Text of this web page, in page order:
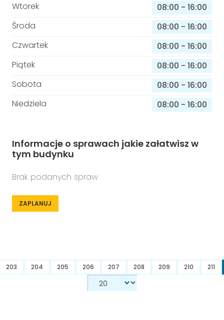
Wtorek
08:00 - 16:00
Środa
08:00 - 16:00
Czwartek
08:00 - 16:00
Piątek
08:00 - 16:00
Sobota
08:00 - 16:00
Niedziela
08:00 - 16:00
Informacje o sprawach jakie załatwisz w
tym budynku
Brak podanych spraw
ZAPLANUJ
203 204 205 206 207 208 209 210 211